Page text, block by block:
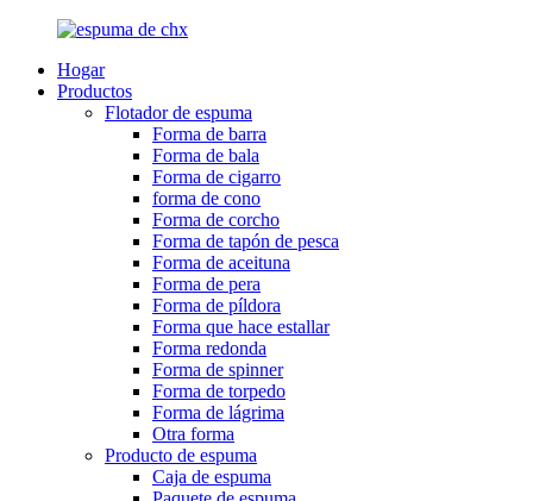
Hogar
Productos
Flotador de espuma
Forma de barra
Forma de bala
Forma de cigarro
forma de cono
Forma de corcho
Forma de tapón de pesca
Forma de aceituna
Forma de pera
Forma de píldora
Forma que hace estallar
Forma redonda
Forma de spinner
Forma de torpedo
Forma de lágrima
Otra forma
Producto de espuma
Caja de espuma